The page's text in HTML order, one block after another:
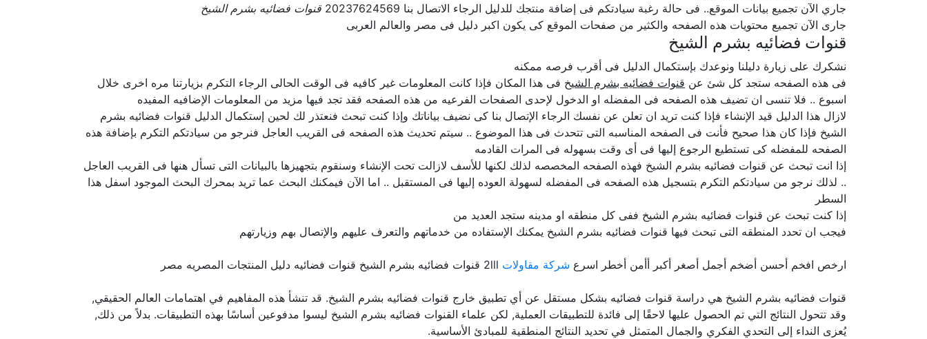
جاري الآن تجميع بيانات الموقع.. فى حالة رغبة سيادتكم فى إضافة منتجك للدليل الرجاء الاتصال بنا 20237624569
قنوات فضائيه بشرم الشيخ
جارى الآن تجميع محتويات هذه الصفحه والكثير من صفحات الموقع كى يكون اكبر دليل فى مصر والعالم العربى
قنوات فضائيه بشرم الشيخ
نشكرك على زيارة دليلنا ونوعدك بإستكمال الدليل فى أقرب فرصه ممكنه
فى هذه الصفحه ستجد كل شئ عن قنوات فضائيه بشرم الشيخ فى هذا المكان فإذا كانت المعلومات غير كافيه فى الوقت الحالى الرجاء التكرم بزيارتنا مره اخرى خلال
اسبوع .. فلا تنسى ان تضيف هذه الصفحه فى المفضله او الدخول لإحدى الصفحات الفرعيه من هذه الصفحه فقد تجد فيها مزيد من المعلومات الإضافيه المفيده
لازال هذا الدليل قيد الإنشاء فإذا كنت تريد ان تعلن عن نفسك الرجاء الإتصال بنا كى نضيف بياناتك وإذا كنت تبحث فنعتذر لك لحين إستكمال الدليل قنوات فضائيه بشرم
الشيخ فإذا كان هذا صحيح فأنت فى الصفحه المناسبه التى تتحدث فى هذا الموضوع .. سيتم تحديث هذه الصفحه فى القريب العاجل فنرجو من سيادتكم التكرم بإضافة هذه
الصفحه للمفضله كى تستطيع الرجوع إليها فى أى وقت بسهوله فى المرات القادمه
إذا انت تبحث عن قنوات فضائيه بشرم الشيخ فهذه الصفحه المخصصه لذلك لكنها للأسف لازالت تحت الإنشاء وسنقوم بتجهيزها بالبيانات التى تسأل هنها فى القريب العاجل
.. لذلك نرجو من سيادتكم التكرم بتسجيل هذه الصفحه فى المفضله لسهولة العوده إليها فى المستقبل .. اما الآن فيمكنك البحث عما تريد بمحرك البحث الموجود اسفل هذا
السطر
إذا كنت تبحث عن قنوات فضائيه بشرم الشيخ ففى كل منطقه او مدينه ستجد العديد من
فيجب ان تحدد المنطقه التى تبحث فيها قنوات فضائيه بشرم الشيخ يمكنك الإستفاده من خدماتهم والتعرف عليهم والإتصال بهم وزيارتهم
ارخص افخم أحسن أضخم أجمل أصغر أكبر أأمن أخطر اسرع شركة مقاولات
قنوات فضائيه بشرم الشيخ هي دراسة قنوات فضائيه بشكل مستقل عن أي تطبيق خارج قنوات فضائيه بشرم الشيخ. قد تنشأ هذه المفاهيم في اهتمامات العالم الحقيقي,
وقد تتحول النتائج التي تم الحصول عليها لاحقًا إلى فائدة للتطبيقات العملية, لكن علماء القنوات فضائيه بشرم الشيخ ليسوا مدفوعين أساسًا بهذه التطبيقات. بدلاً من ذلك,
يُعزى النداء إلى التحدي الفكري والجمال المتمثل في تحديد النتائج المنطقية للمبادئ الأساسية.